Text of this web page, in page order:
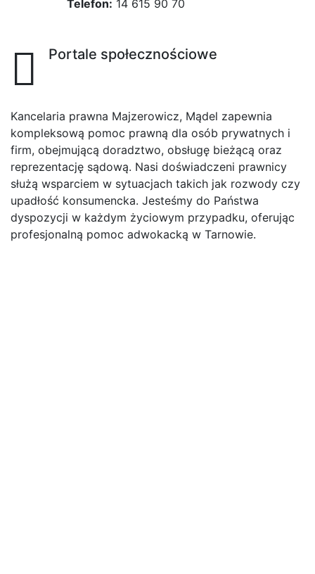
Telefon: 14 615 90 70
Portale społecznościowe
Kancelaria prawna Majzerowicz, Mądel zapewnia
kompleksową pomoc prawną dla osób prywatnych i
firm, obejmującą doradztwo, obsługę bieżącą oraz
reprezentację sądową. Nasi doświadczeni prawnicy
służą wsparciem w sytuacjach takich jak rozwody czy
upadłość konsumencka. Jesteśmy do Państwa
dyspozycji w każdym życiowym przypadku, oferując
profesjonalną pomoc adwokacką w Tarnowie.